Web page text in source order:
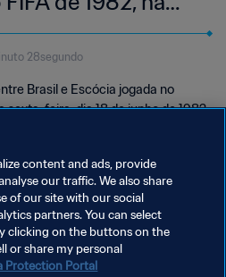
28segundo
Brasil e Escócia jogada no
sexta-feira, dia 18 de junho de 1982.
content and ads, provide
our traffic. We also share
of our site with our social
partners. You can select
clicking on the buttons on the
or share my personal
Protection Portal